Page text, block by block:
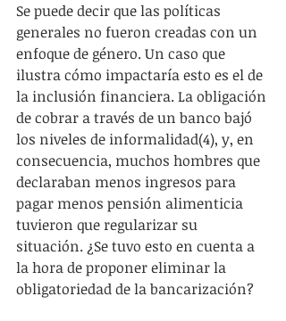
Se puede decir que las políticas
generales no fueron creadas con un
enfoque de género. Un caso que
ilustra cómo impactaría esto es el de
la inclusión financiera. La obligación
de cobrar a través de un banco bajó
los niveles de informalidad(4), y, en
consecuencia, muchos hombres que
declaraban menos ingresos para
pagar menos pensión alimenticia
tuvieron que regularizar su
situación. ¿Se tuvo esto en cuenta a
la hora de proponer eliminar la
obligatoriedad de la bancarización?